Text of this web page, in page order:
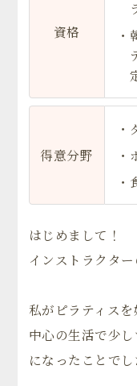
資格
得意分野
・
・
・
はじめまして！
インストラクタ
私がピラティス
中心の生活で少
になったことでし